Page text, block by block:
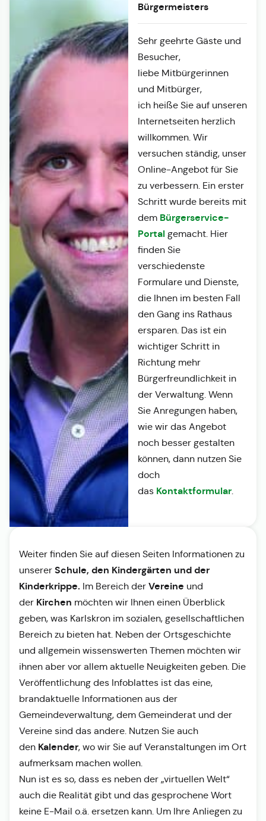
Bürgermeisters
Sehr geehrte Gäste und
Besucher,
liebe Mitbürgerinnen
und Mitbürger,
ich heiße Sie auf unseren
Internetseiten herzlich
willkommen. Wir
versuchen ständig, unser
Online-Angebot für Sie
zu verbessern. Ein erster
Schritt wurde bereits mit
dem Bürgerservice-
Portalgemacht. Hier
finden Sie
verschiedenste
Formulare und Dienste,
die Ihnen im besten Fall
den Gang ins Rathaus
ersparen. Das ist ein
wichtiger Schritt in
Richtung mehr
Bürgerfreundlichkeit in
der Verwaltung. Wenn
Sie Anregungen haben,
wie wir das Angebot
noch besser gestalten
können, dann nutzen Sie
doch
das Kontaktformular.
Weiter finden Sie auf diesen Seiten Informationen zu
unserer Schule, den Kindergärten und der
Kinderkrippe. Im Bereich der Vereine und
der Kirchen möchten wir Ihnen einen Überblick
geben, was Karlskron im sozialen, gesellschaftlichen
Bereich zu bieten hat. Neben der Ortsgeschichte
und allgemein wissenswerten Themen möchten wir
ihnen aber vor allem aktuelle Neuigkeiten geben. Die
Veröffentlichung des Infoblattes ist das eine,
brandaktuelle Informationen aus der
Gemeindeverwaltung, dem Gemeinderat und der
Vereine sind das andere. Nutzen Sie auch
den Kalender, wo wir Sie auf Veranstaltungen im Ort
aufmerksam machen wollen.
Nun ist es so, dass es neben der „virtuellen Welt“
auch die Realität gibt und das gesprochene Wort
keine E-Mail o.ä. ersetzen kann. Um Ihre Anliegen zu